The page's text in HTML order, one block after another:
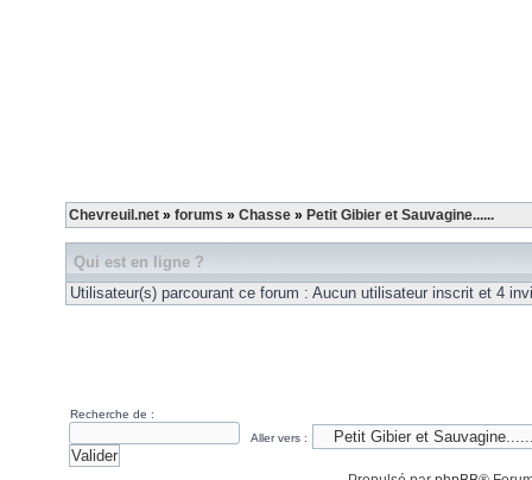
Chevreuil.net » forums » Chasse » Petit Gibier et Sauvagine......
Qui est en ligne ?
Utilisateur(s) parcourant ce forum : Aucun utilisateur inscrit et 4
Recherche de :
Aller vers :